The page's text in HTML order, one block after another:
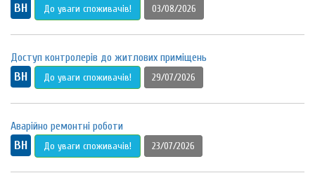
ВН До уваги споживачів! 03/08/2026
Доступ контролерів до житлових приміщень
ВН До уваги споживачів! 29/07/2026
Аварійно ремонтні роботи
ВН До уваги споживачів! 23/07/2026